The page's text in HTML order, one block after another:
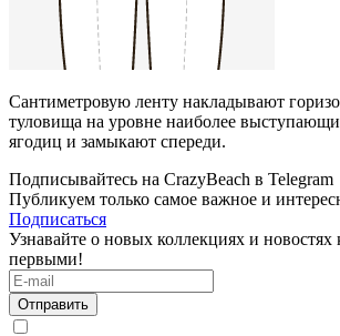
Сантиметровую ленту накладывают
туловища на уровне наиболее
ягодиц и замыкают спереди.
Подписывайтесь на CrazyBeach в Telegram
Публикуем только самое важное и
Подписаться
Узнавайте о новых коллекциях и новостях
первыми!
Отправить